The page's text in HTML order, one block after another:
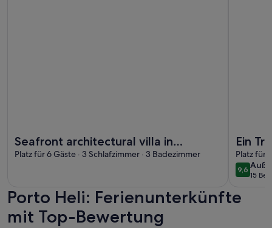
Seafront architectural villa in
exclusive Aghios Emilianos.
Platz für 6 Gäste · 3 Schlafzimmer · 3 Badezimmer
Ein
Ferien
Platz für
9,69,6 von
15
(15
Porto Heli: Ferienunterkünfte
mit Top-Bewertung